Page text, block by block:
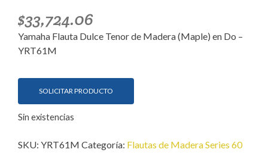
$33,724.06
Yamaha Flauta Dulce Tenor de Madera (Maple) en Do –
YRT61M
SOLICITAR PRODUCTO
Sin existencias
SKU: YRT61M Categoría: Flautas de Madera Series 60